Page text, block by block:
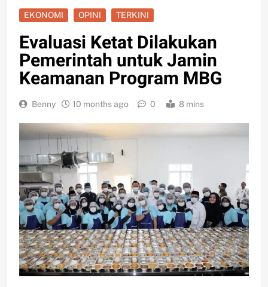
EKONOMI OPINI TERKINI
Evaluasi Ketat Dilakukan
Pemerintah untuk Jamin
Keamanan Program MBG
Benny 10 months ago 0 8 mins